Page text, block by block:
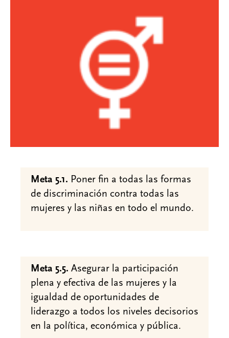
Meta 5.1. Poner fin a todas las formas
de discriminación contra todas las
mujeres y las niñas en todo el mundo.
Meta 5.5. Asegurar la participación
plena y efectiva de las mujeres y la
igualdad de oportunidades de
liderazgo a todos los niveles decisorios
en la política, económica y pública.